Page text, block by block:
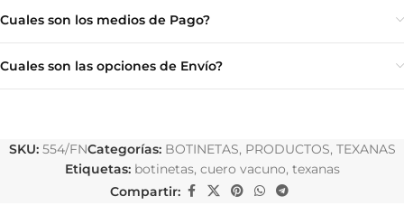
Cuales son los medios de Pago?
Cuales son las opciones de Envío?
SKU: 554/FNCategorías: BOTINETAS, PRODUCTOS, TEXANAS
Etiquetas: botinetas, cuero vacuno, texanas
Compartir: